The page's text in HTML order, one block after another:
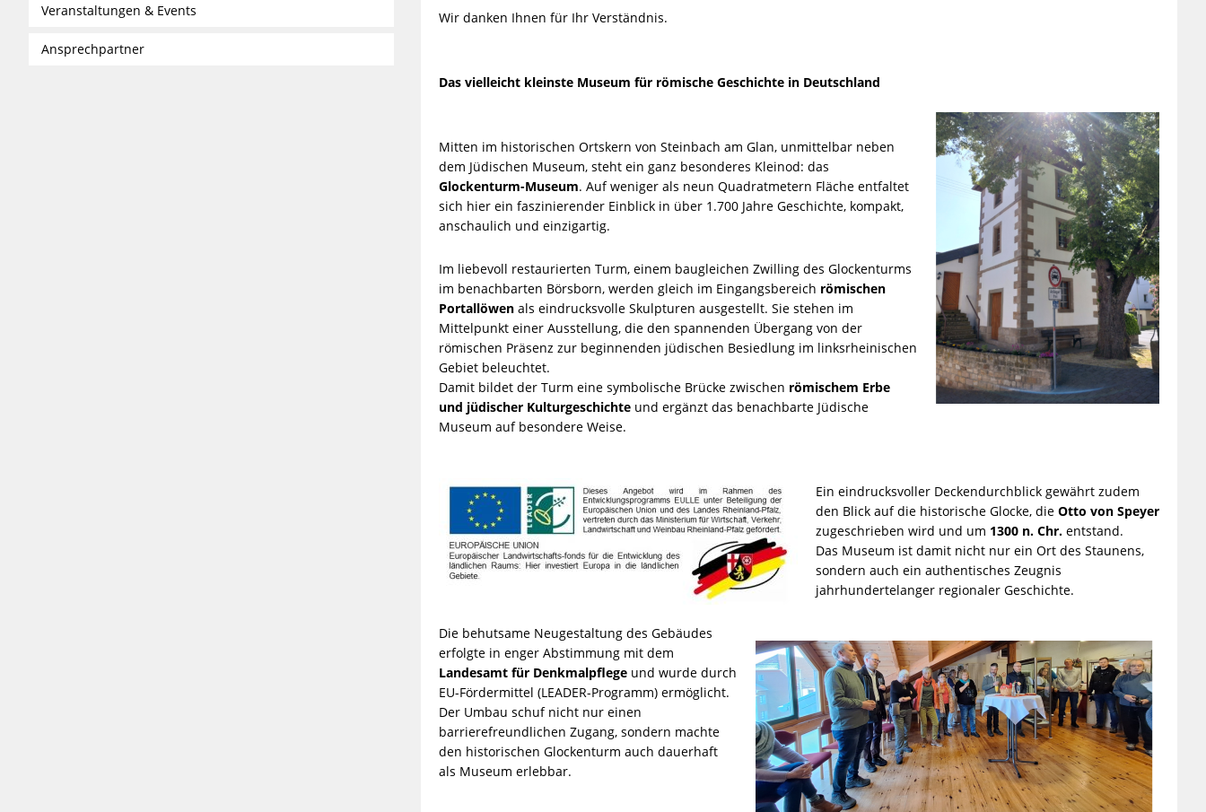
Wir danken Ihnen für Ihr Verständnis.
Das vielleicht kleinste Museum für römische Geschichte in Deutschland
Mitten im historischen Ortskern von Steinbach am Glan, unmittelbar neben
dem Jüdischen Museum, steht ein ganz besonderes Kleinod: das
Glockenturm-Museum. Auf weniger als neun Quadratmetern Fläche entfaltet
sich hier ein faszinierender Einblick in über 1.700 Jahre Geschichte, kompakt,
anschaulich und einzigartig.
Im liebevoll restaurierten Turm, einem baugleichen Zwilling des Glockenturms
im benachbarten Börsborn, werden gleich im Eingangsbereich römischen
Portallöwenals eindrucksvolle Skulpturen ausgestellt. Sie stehen im
Mittelpunkt einer Ausstellung, die den spannenden Übergang von der
römischen Präsenz zur beginnenden jüdischen Besiedlung im linksrheinischen
Gebiet beleuchtet.
Damit bildet der Turm eine symbolische Brücke zwischen römischem Erbe
und jüdischer Kulturgeschichteund ergänzt das benachbarte Jüdische
Museum auf besondere Weise.
Ein eindrucksvoller Deckendurchblick gewährt zudem
den Blick auf die historische Glocke, die Otto von Speyer
zugeschrieben wird und um 1300 n. Chr.entstand.
Das Museum ist damit nicht nur ein Ort des Staunens,
sondern auch ein authentisches Zeugnis
jahrhundertelanger regionaler Geschichte.
Die behutsame Neugestaltung des Gebäudes
erfolgte in enger Abstimmung mit dem
Landesamt für Denkmalpflege und wurde durch
EU-Fördermittel (LEADER-Programm) ermöglicht.
Der Umbau schuf nicht nur einen
barrierefreundlichen Zugang, sondern machte
den historischen Glockenturm auch dauerhaft
als Museum erlebbar.
Veranstaltungen & Events
Ansprechpartner